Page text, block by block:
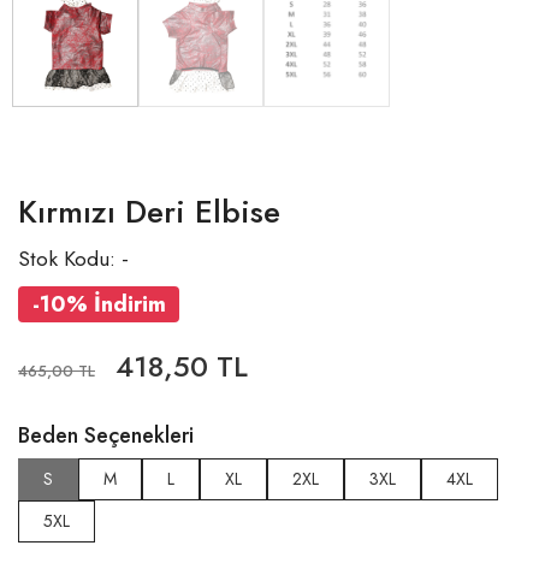
Kırmızı Deri Elbise
Stok Kodu: -
-10% İndirim
465,00 TL 418,50 TL
Beden Seçenekleri
S M L XL 2XL 3XL
4XL
5XL